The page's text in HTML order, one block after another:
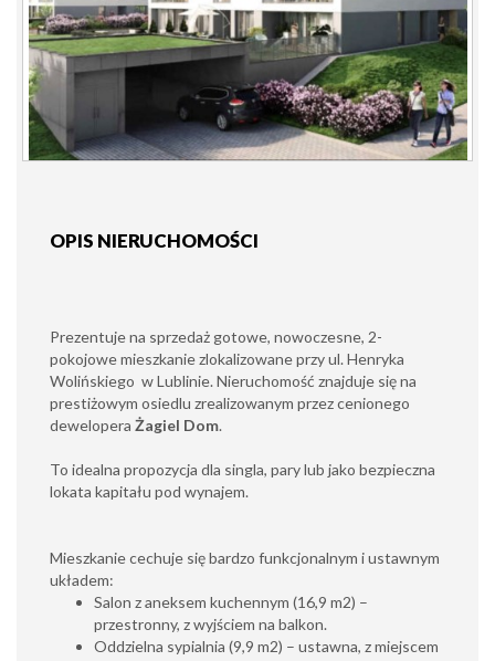
OPIS NIERUCHOMOŚCI
Prezentuje na sprzedaż gotowe, nowoczesne, 2-
pokojowe mieszkanie zlokalizowane przy ul. Henryka
Wolińskiego w Lublinie. Nieruchomość znajduje się na
prestiżowym osiedlu zrealizowanym przez cenionego
dewelopera Żagiel Dom.
To idealna propozycja dla singla, pary lub jako bezpieczna
lokata kapitału pod wynajem.
Mieszkanie cechuje się bardzo funkcjonalnym i ustawnym
układem:
Salon z aneksem kuchennym (16,9 m2) –
przestronny, z wyjściem na balkon.
Oddzielna sypialnia (9,9 m2) – ustawna, z miejscem